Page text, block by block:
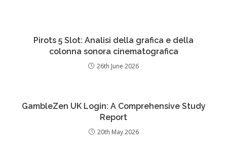
Pirots 5 Slot: Analisi della grafica e della
colonna sonora cinematografica
26th June 2026
GambleZen UK Login: A Comprehensive Study
Report
20th May 2026